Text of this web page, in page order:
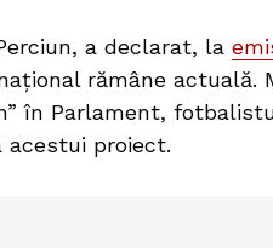
a declarat, la
rămâne actuală.
în Parlament,
acestui proiect.